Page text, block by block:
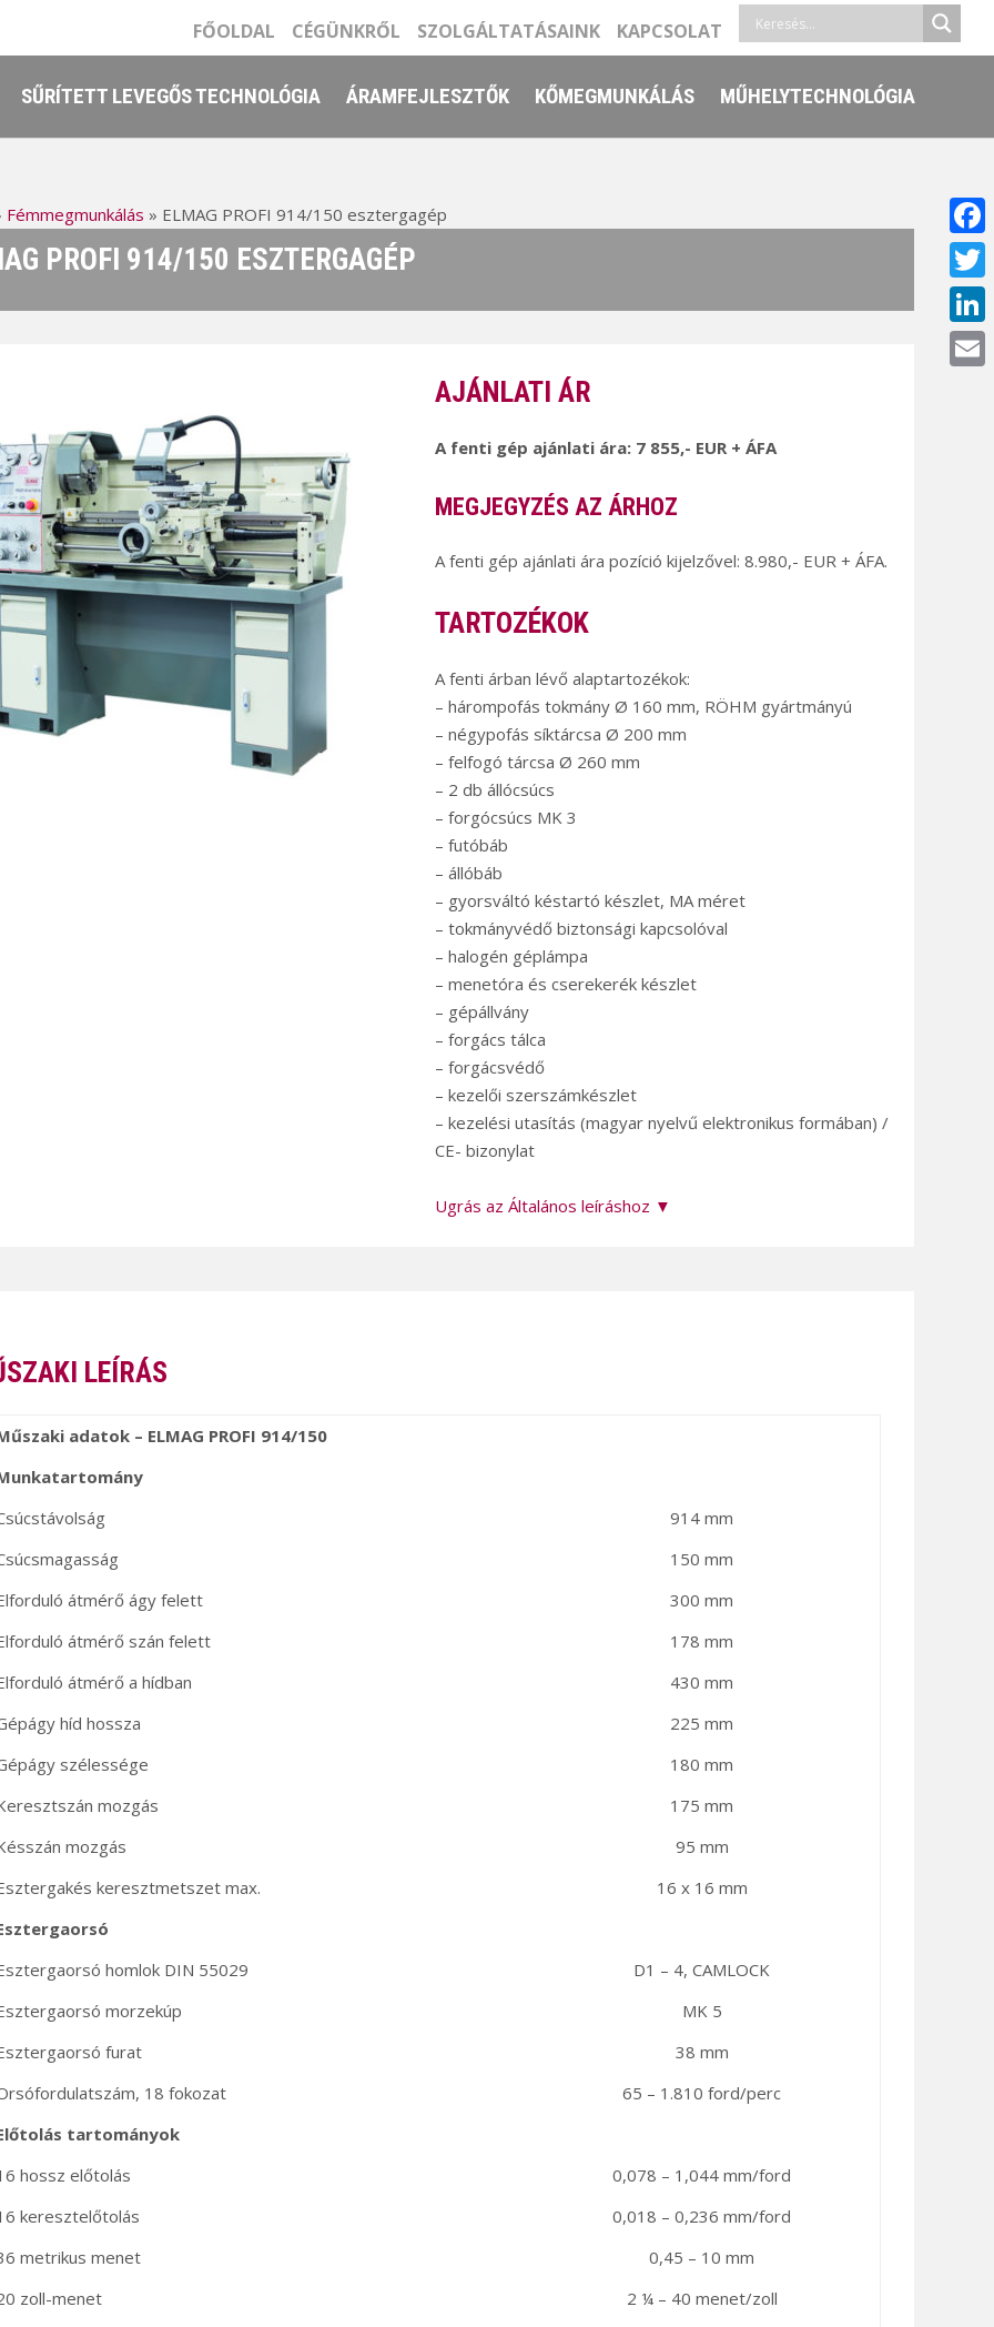
FŐOLDAL CÉGÜNKRŐL SZOLGÁLTATÁSAINK KAPCSOLAT
SŰRÍTETT LEVEGŐS TECHNOLÓGIA ÁRAMFEJLESZTŐK KŐMEGMUNKÁLÁS MŰHELYTECHNOLÓGIA
Fémmegmunkálás » ELMAG PROFI 914/150 esztergagép
PROFI 914/150 ESZTERGAGÉP
AJÁNLATI ÁR
A fenti gép ajánlati ára: 7 855,- EUR + ÁFA
MEGJEGYZÉS AZ ÁRHOZ
A fenti gép ajánlati ára pozíció kijelzővel: 8.980,- EUR + ÁFA.
TARTOZÉKOK
A fenti árban lévő alaptartozékok:
– hárompofás tokmány Ø 160 mm, RÖHM gyártmányú
– négypofás síktárcsa Ø 200 mm
– felfogó tárcsa Ø 260 mm
– 2 db állócsúcs
– forgócsúcs MK 3
– futóbáb
– állóbáb
– gyorsváltó késtartó készlet, MA méret
– tokmányvédő biztonsági kapcsolóval
– halogén géplámpa
– menetóra és cserekerék készlet
– gépállvány
– forgács tálca
– forgácsvédő
– kezelői szerszámkészlet
– kezelési utasítás (magyar nyelvű elektronikus formában) /
CE- bizonylat
Ugrás az Általános leíráshoz ▼
LEÍRÁS
adatok – ELMAG PROFI 914/150
914 mm
150 mm
átmérő ágy felett
300 mm
átmérő szán felett
178 mm
átmérő a hídban
430 mm
híd hossza
225 mm
szélessége
180 mm
mozgás
175 mm
mozgás
95 mm
keresztmetszet max.
16 x 16 mm
homlok DIN 55029
D1 – 4, CAMLOCK
morzekúp
MK 5
furat
38 mm
18 fokozat
65 – 1.810 ford/perc
tartományok
hossz előtolás
0,078 – 1,044 mm/ford
keresztelőtolás
0,018 – 0,236 mm/ford
metrikus menet
0,45 – 10 mm
zoll-menet
2 ¼ – 40 menet/zoll